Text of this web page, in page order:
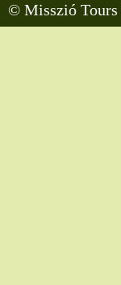
© Misszió Tours